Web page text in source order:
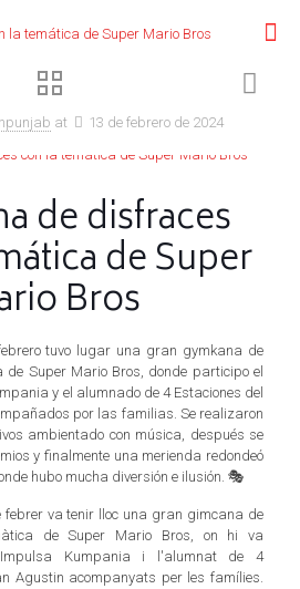
at 13 de febrero de 2024
de disfraces
de Super
Bros
tuvo lugar una gran gymkana de
Super Mario Bros, donde participo el
y el alumnado de 4 Estaciones del
por las familias. Se realizaron
ambientado con música, después se
y finalmente una merienda redondeó
hubo mucha diversión e ilusión. 🎭
va tenir lloc una gran gimcana de
de Super Mario Bros, on hi va
Kumpania i l'alumnat de 4
Agustin acompanyats per les famílies.